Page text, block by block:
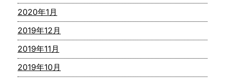
2020年1月
2019年12月
2019年11月
2019年10月